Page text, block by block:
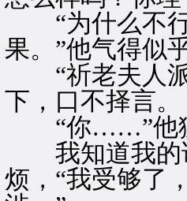
“为什么不行
果。”他气得似
“祈老夫人派
下，口不择言。
“你……”他猛
我知道我的
烦，“我受够了